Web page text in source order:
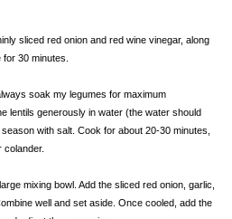
sliced red onion and red wine vinegar, along
30 minutes.
soak my legumes for maximum
lentils generously in water (the water should
with salt. Cook for about 20-30 minutes,
colander.
mixing bowl. Add the sliced red onion, garlic,
well and set aside. Once cooled, add the